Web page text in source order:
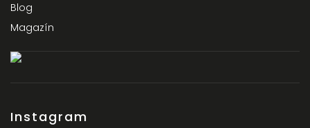
Blog
Magazín
Instagram